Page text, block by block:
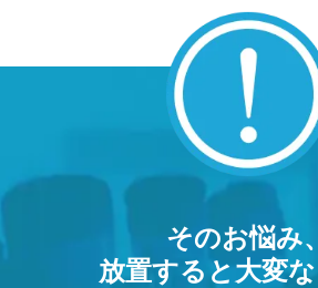
そのお悩み、
放置すると大変